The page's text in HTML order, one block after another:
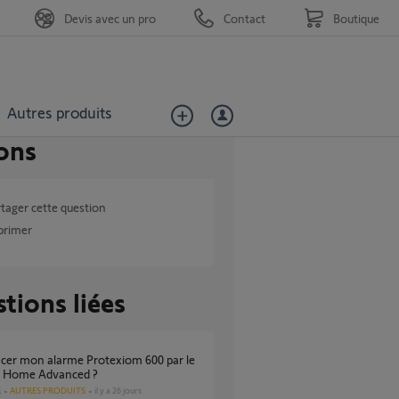
Autres produits
Devis avec un pro Contact Boutique
cette question
liées
Advanced ?
AUTRES PRODUITS il y a 26 jours